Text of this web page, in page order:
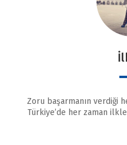
Zoru başarmanın verdiği
Türkiye’de her zaman